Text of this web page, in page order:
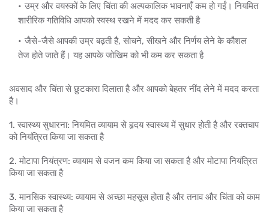
उम्र और वयस्कों के लिए चिंता की अल्पकालिक भावनाएँ कम हो गईं। नियमित
शारीरिक गतिविधि आपको स्वस्थ रखने में मदद कर सकती है
जैसे-जैसे आपकी उम्र बढ़ती है, सोचने, सीखने और निर्णय लेने के कौशल
तेज होते जाते हैं। यह आपके जोखिम को भी कम कर सकता है
अवसाद और चिंता से छुटकारा दिलाता है और आपको बेहतर नींद लेने में मदद करता
है।
1. स्वास्थ्य सुधारना: नियमित व्यायाम से हृदय स्वास्थ्य में सुधार होती है और रक्तचाप
को नियंत्रित किया जा सकता है
2. मोटापा नियंत्रण: व्यायाम से वजन कम किया जा सकता है और मोटापा नियंत्रित
किया जा सकता है
3. मानसिक स्वास्थ्य: व्यायाम से अच्छा महसूस होता है और तनाव और चिंता को काम
किया जा सकता है